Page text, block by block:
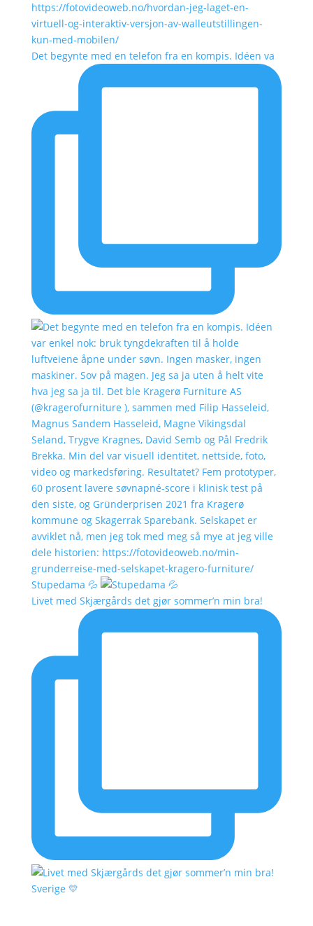
Det begynte med en telefon fra en kompis. Idéen va
Stupedama 💦
Livet med Skjærgårds det gjør sommer’n min bra!
Sverige 💛